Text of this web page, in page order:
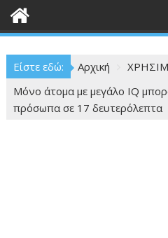
Είστε εδώ: Αρχική
Μόνο άτομα με μεγάλο IQ
πρόσωπα σε 17 δευτερόλεπτα